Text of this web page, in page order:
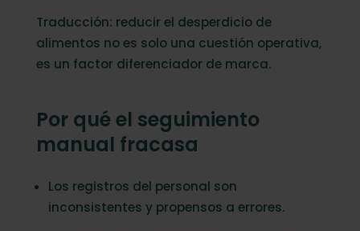
Traducción: reducir el desperdicio de
alimentos no es solo una cuestión operativa,
es un factor diferenciador de marca.
Por qué el seguimiento
manual fracasa
Los registros del personal son
inconsistentes y propensos a errores.